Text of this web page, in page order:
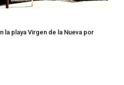
la playa Virgen de la Nueva por